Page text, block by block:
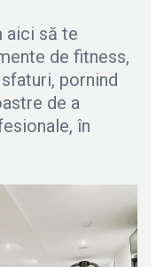
aici să te
de fitness,
pornind
de a
în